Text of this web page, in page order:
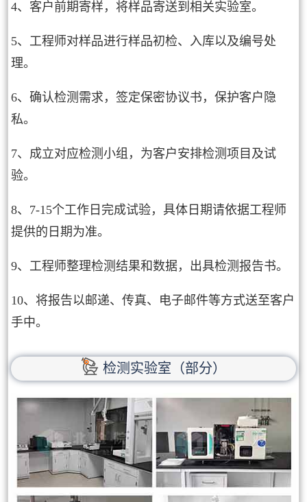
4、客户前期寄样，将样品寄送到相关实验室。
5、工程师对样品进行样品初检、入库以及编号处
理。
6、确认检测需求，签定保密协议书，保护客户隐
私。
7、成立对应检测小组，为客户安排检测项目及试
验。
8、7-15个工作日完成试验，具体日期请依据工程师
提供的日期为准。
9、工程师整理检测结果和数据，出具检测报告书。
10、将报告以邮递、传真、电子邮件等方式送至客户
手中。
检测实验室（部分）